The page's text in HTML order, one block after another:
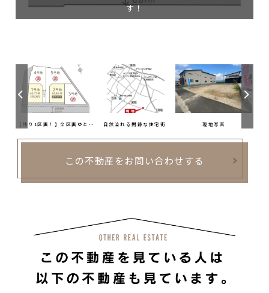
す！
【残り1区画！】全区画ゆとりある大きさの土地です！ 自然溢れる閑静な住宅街 現地写真
この不動産をお問い合わせする